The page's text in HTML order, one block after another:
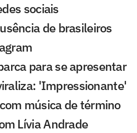
sociais
de brasileiros
para se apresentar
'Impressionante'
música de término
Lívia Andrade